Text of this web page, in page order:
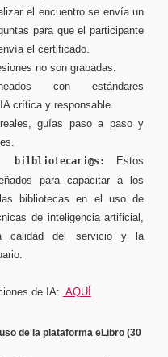
el encuentro se envía un
para que el participante
el certificado.
no son grabadas.
con estándares
crítica y responsable.
guías paso a paso y
bilbliotecari@s:
Estos
para capacitar a los
bibliotecas en el uso de
de inteligencia artificial,
calidad del servicio y la
de IA: AQUÍ
de la plataforma eLibro (30